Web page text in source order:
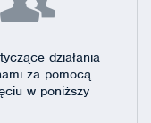
działania
za pomocą
w poniższy